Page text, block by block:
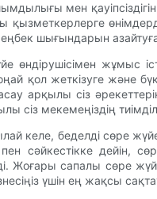
мен
қызметкерлерге
шығындарын
өндірушісімен жұмыс
қол жеткізуге және
арқылы сіз
сіз мекемеңіздің
келе, беделді сөре
пен сәйкестікке дейін,
Жоғары сапалы сөре
үшін ең жақсы